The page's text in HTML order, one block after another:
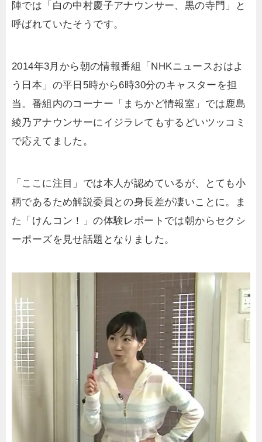
陣では「白の中村慶子アナウンサー、黒の寺門」と
呼ばれていたそうです。
2014年3月から朝の情報番組「NHKニュースおはよ
う日本」の平日5時から6時30分のキャスターを担
当。番組内のコーナー「まちかど情報室」では鹿島
綾乃アナウンサーにイジラレてもするどいツッコミ
で応えてました。
「ここに注目」では本人が認めているが、とても小
柄であるため解説委員との身長差が凄いことに。ま
た「けんコン！」の体験レポートでは朝からセクシ
ーポーズを見せ話題となりました。